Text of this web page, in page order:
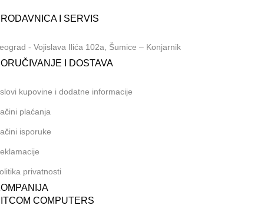
I SERVIS
- Vojislava Ilića 102a, Šumice – Konjarnik
I DOSTAVA
kupovine i dodatne informacije
plaćanja
isporuke
privatnosti
COMPUTERS